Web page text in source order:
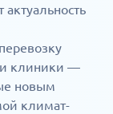
клиники —
новым
климат-